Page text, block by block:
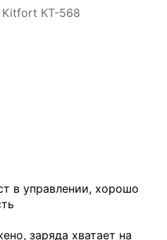
КТ-568
в управлении, хорошо
заряда хватает на